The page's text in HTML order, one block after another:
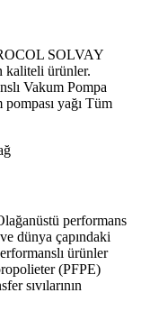
SOLVAY
kaliteli ürünler.
Vakum Pompa
pompası yağı Tüm
performans
dünya çapındaki
ürünler
(PFPE)
sıvılarının